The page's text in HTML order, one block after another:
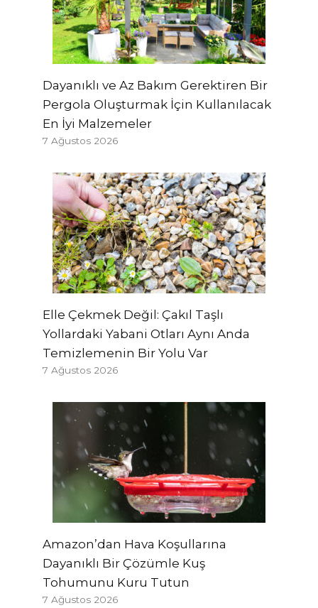
Dayanıklı ve Az Bakım Gerektiren Bir
Pergola Oluşturmak İçin Kullanılacak
En İyi Malzemeler
7 Ağustos 2026
Elle Çekmek Değil: Çakıl Taşlı
Yollardaki Yabani Otları Aynı Anda
Temizlemenin Bir Yolu Var
7 Ağustos 2026
Amazon’dan Hava Koşullarına
Dayanıklı Bir Çözümle Kuş
Tohumunu Kuru Tutun
7 Ağustos 2026